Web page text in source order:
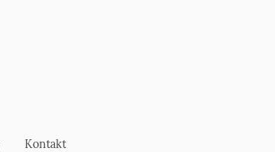
Kontakt